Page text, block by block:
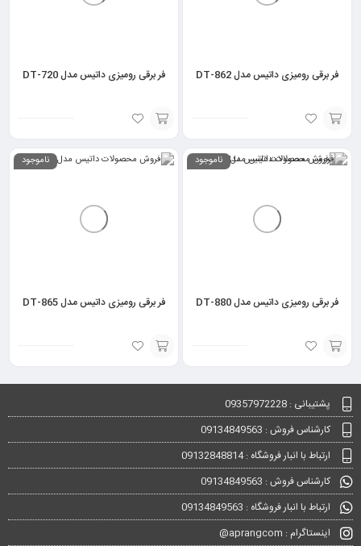
فر برقی رومیزی داتیس مدل DT-862
گزینه
فر برقی رومیزی داتیس مدل DT-720
گزینه
ناموجود
فر برقی رومیزی داتیس مدل DT-880
گزینه
ناموجود
فر برقی رومیزی داتیس مدل DT-865
پشتیبانی : 09357972228
کارشناس فروش : 09134849563
ارتباط با انبار فروشگاه : 09132848814
کارشناس فروش : 09134849563
ارتباط با انبار فروشگاه : 09134849563
اینستاگرام : aprangcom@